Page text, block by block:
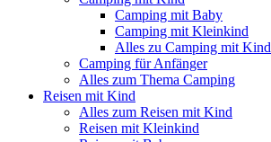
Camping mit Baby
Camping mit Kleinkind
Alles zu Camping mit Kind
Camping für Anfänger
Alles zum Thema Camping
Reisen mit Kind
Alles zum Reisen mit Kind
Reisen mit Kleinkind